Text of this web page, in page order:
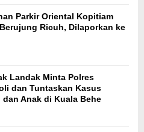
Parkir Oriental Kopitiam
Ricuh, Dilaporkan ke
Landak Minta Polres
dan Tuntaskan Kasus
dan Anak di Kuala Behe